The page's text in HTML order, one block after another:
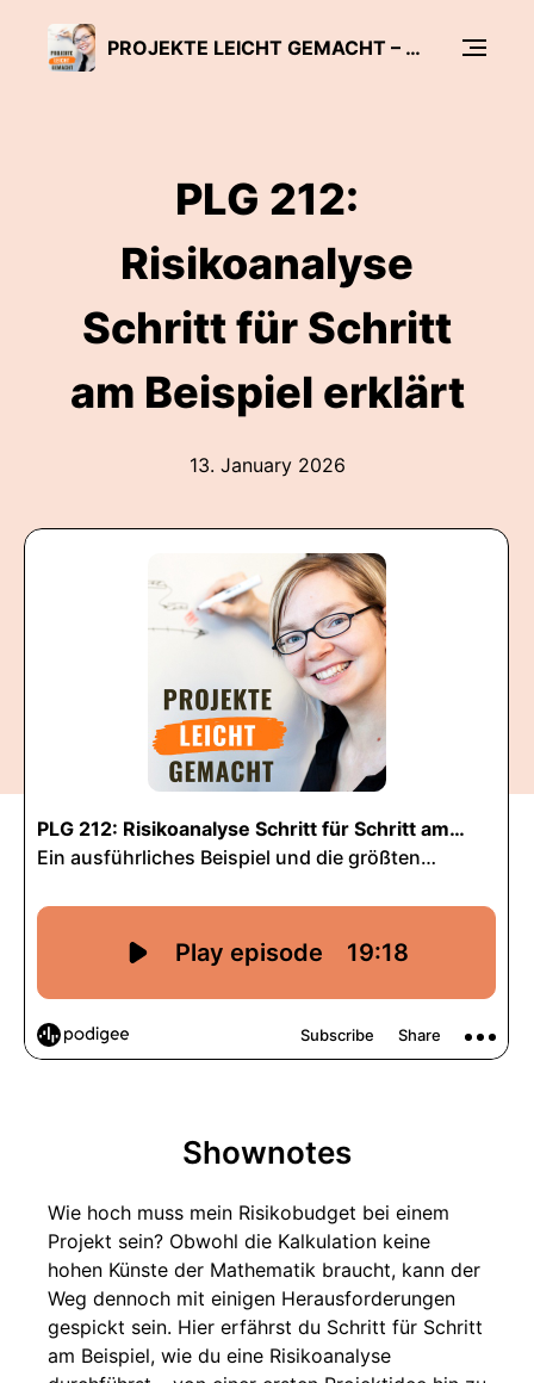
PROJEKTE LEICHT GEMACHT – PROJEKTMANAGEMENT-PODCAST FÜR PRAGMATISCHE MACHER
PLG 212:
Risikoanalyse
Schritt für Schritt
am Beispiel erklärt
13. January 2026
Shownotes
Wie hoch muss mein Risikobudget bei einem
Projekt sein? Obwohl die Kalkulation keine
hohen Künste der Mathematik braucht, kann der
Weg dennoch mit einigen Herausforderungen
gespickt sein. Hier erfährst du Schritt für Schritt
am Beispiel, wie du eine Risikoanalyse